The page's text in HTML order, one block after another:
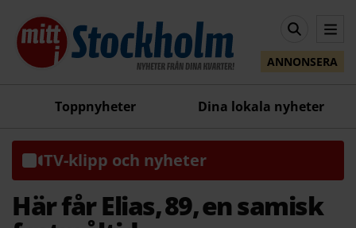
ANNONSERA
Toppnyheter Dina lokala nyheter
TV-klipp och nyheter
Här får Elias, 89, en samisk